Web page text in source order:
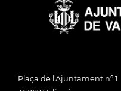
Plaça de l'Ajuntament nº 1